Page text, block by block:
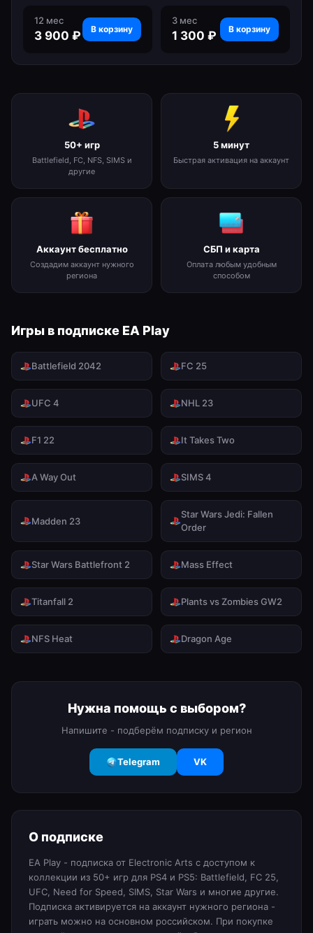
12 мес
3 900 ₽ В корзину
3 мес
1 300 ₽ В корзину
50+ игр
Battlefield, FC, NFS, SIMS и
другие
5 минут
Быстрая активация на аккаунт
Аккаунт бесплатно
Создадим аккаунт нужного
региона
СБП и карта
Оплата любым удобным
способом
Игры в подписке EA Play
Battlefield 2042 FC 25
UFC 4 NHL 23
F1 22 It Takes Two
A Way Out SIMS 4
Madden 23
Star Wars Jedi: Fallen
Order
Star Wars Battlefront 2 Mass Effect
Titanfall 2 Plants vs Zombies GW2
NFS Heat Dragon Age
Нужна помощь с выбором?
Напишите - подберём подписку и регион
Telegram VK
О подписке
EA Play - подписка от Electronic Arts с доступом к
коллекции из 50+ игр для PS4 и PS5: Battlefield, FC 25,
UFC, Need for Speed, SIMS, Star Wars и многие другие.
Подписка активируется на аккаунт нужного региона -
играть можно на основном российском. При покупке